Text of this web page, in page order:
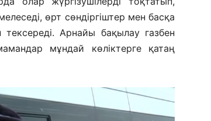
өрт сөндіргіштер мен басқа
Арнайы бақылау газбен
мұндай көліктерге қатаң